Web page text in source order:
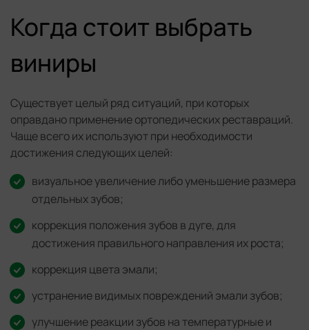
Когда стоит выбрать
виниры
Существует целый ряд ситуаций, при которых
оправдано применение ортопедических реставраций.
Чаще всего их используют при необходимости
достижения следующих целей:
визуальное увеличение либо уменьшение размера
отдельных зубов;
коррекция положения зубов в дуге, для
достижения правильного направления их роста;
коррекция цвета эмали;
устранение видимых повреждений эмали зубов;
улучшение реакции зубов на температурные и